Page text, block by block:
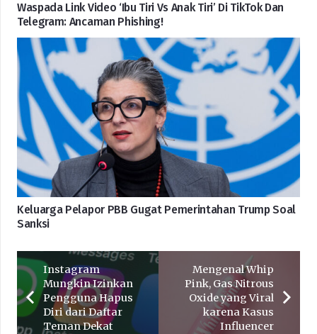
Waspada Link Video ‘Ibu Tiri Vs Anak Tiri’ Di TikTok Dan
Telegram: Ancaman Phishing!
Keluarga Pelapor PBB Gugat Pemerintahan Trump Soal
Sanksi
Instagram
Mungkin Izinkan
Pengguna Hapus
Diri dari Daftar
Teman Dekat
Mengenal Whip
Pink, Gas Nitrous
Oxide yang Viral
karena Kasus
Influencer